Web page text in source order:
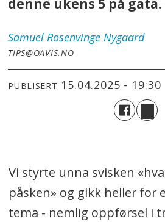
Samuel Rosenvinge Nygaard
TIPS@OAVIS.NO
PUBLISERT 15.04.2025 - 19:30
Vi styrte unna svisken
påsken» og gikk heller for
tema - nemlig oppførsel i